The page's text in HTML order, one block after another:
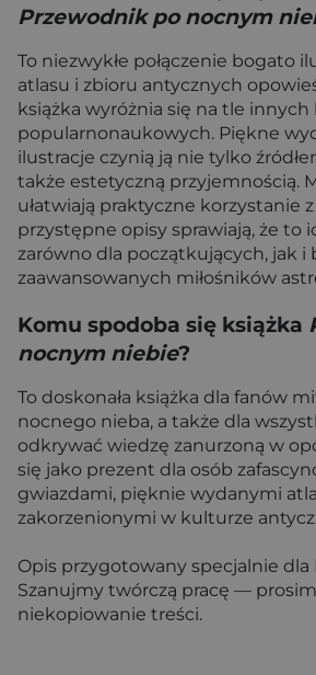
Przewodnik po nocnym
To niezwykłe połączenie bogato
atlasu i zbioru antycznych
książka wyróżnia się na tle innych
popularnonaukowych. Piękne
ilustracje czynią ją nie tylko
także estetyczną przyjemnością.
ułatwiają praktyczne korzystanie z
przystępne opisy sprawiają, że to
zarówno dla początkujących, jak i
zaawansowanych miłośników
Komu spodoba się książka
nocnym niebie?
To doskonała książka dla fanów
nocnego nieba, a także dla
odkrywać wiedzę zanurzoną w
się jako prezent dla osób
gwiazdami, pięknie wydanymi
zakorzenionymi w kulturze
Opis przygotowany specjalnie dla
Szanujmy twórczą pracę —
niekopiowanie treści.